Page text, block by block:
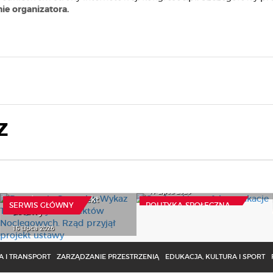
organizatora.
SERWIS GŁÓWNY
Rząd przyjął projekt
15 Lipca 2026
POLITYKA SPOŁECZNA
17 Lipca 2026
I TRANSPORT ZARZĄDZANIE PRZESTRZENIĄ EDUKACJA, KULTURA I SPORT